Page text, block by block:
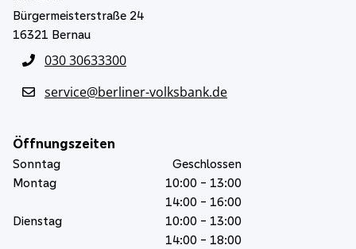
Bürgermeisterstraße 24
16321 Bernau
030 30633300
service@berliner-volksbank.de
Öffnungszeiten
Sonntag
Geschlossen
Montag
10:00 - 13:00
14:00 - 16:00
Dienstag
10:00 - 13:00
14:00 - 18:00